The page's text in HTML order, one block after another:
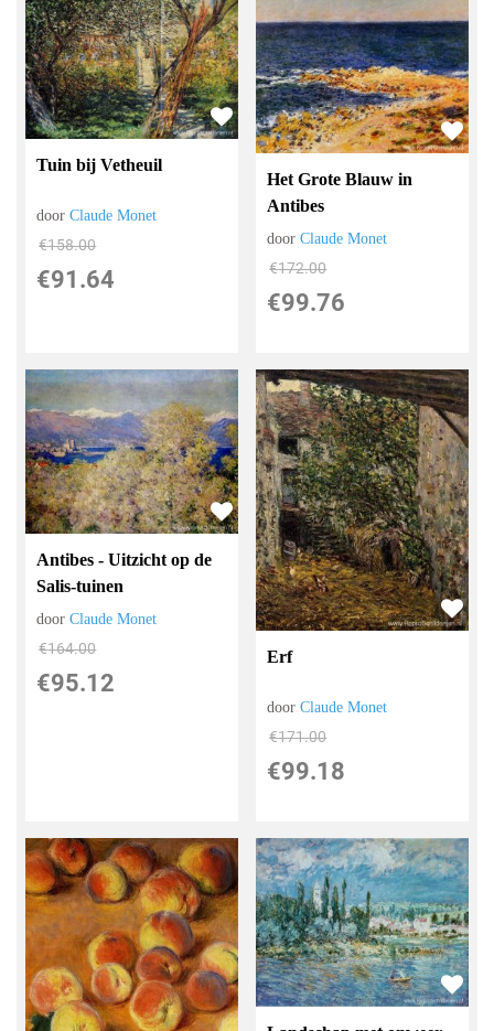
Tuin bij Vetheuil
doorClaude Monet
€158.00
€91.64
Het Grote Blauw in
Antibes
doorClaude Monet
€172.00
€99.76
Antibes - Uitzicht op de
Salis-tuinen
doorClaude Monet
€164.00
€95.12
Erf
doorClaude Monet
€171.00
€99.18